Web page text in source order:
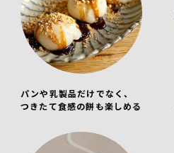
パンや乳製品だけでなく、
つきたて食感の餅も楽しめる